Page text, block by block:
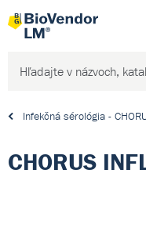
Infekčná sérológia -
CHORUS